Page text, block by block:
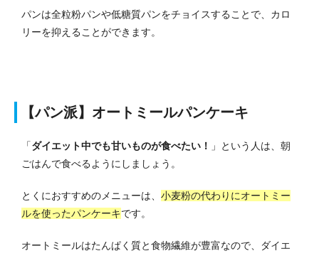
パンは全粒粉パンや低糖質パンをチョイスすることで、カロ
リーを抑えることができます。
【パン派】オートミールパンケーキ
「ダイエット中でも甘いものが食べたい！
」という人は、朝
ごはんで食べるようにしましょう。
とくにおすすめのメニューは、 小麦粉の代わりにオートミー
ルを使ったパンケーキです。
オートミールはたんぱく質と食物繊維が豊富なので、ダイエ